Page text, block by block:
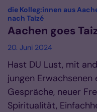
die Kolleg:innen aus
nach Taizé:
Aachen goes
20. Juni 2024
Hast DU Lust, mit
jungen
Gespräche, neuer
Spiritualität,